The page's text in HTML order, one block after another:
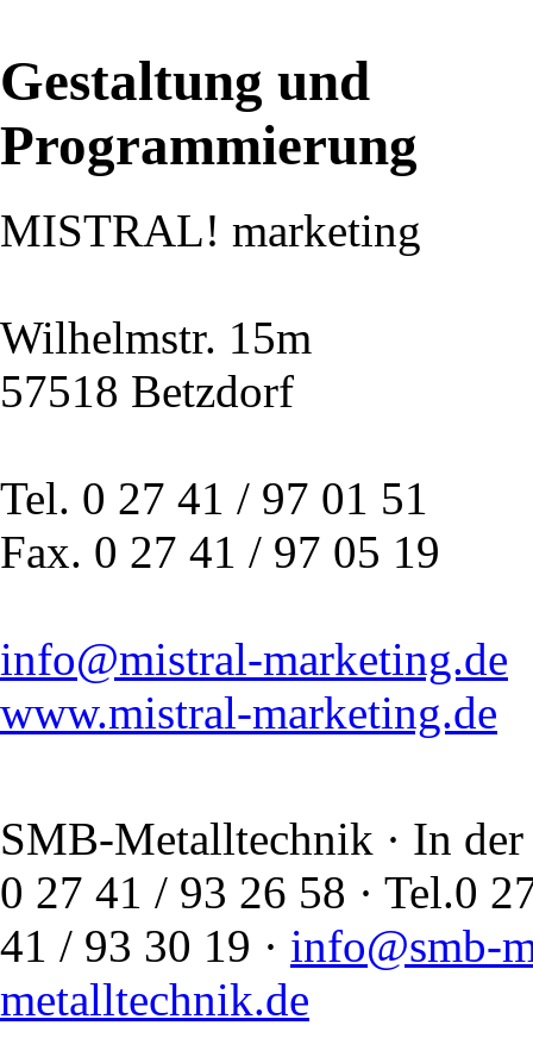
Gestaltung und
Programmierung
MISTRAL! marketing
Wilhelmstr. 15m
57518 Betzdorf
Tel. 0 27 41 / 97 01 51
Fax. 0 27 41 / 97 05 19
info@mistral-marketing.de
www.mistral-marketing.de
SMB-Metalltechnik · In der
0 27 41 / 93 26 58 ·
41 / 93 30 19 · info@smb-
metalltechnik.de